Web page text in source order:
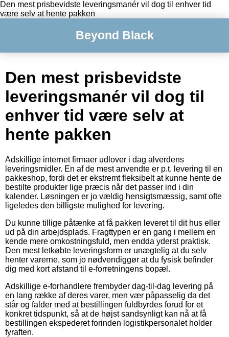
Den mest prisbevidste leveringsmanér vil dog til enhver tid
være selv at hente pakken
Beyond Black
Den mest prisbevidste
leveringsmanér vil dog til
enhver tid være selv at
hente pakken
Adskillige internet firmaer udlover i dag alverdens
leveringsmidler. En af de mest anvendte er p.t. levering til en
pakkeshop, fordi det er ekstremt fleksibelt at kunne hente de
bestilte produkter lige præcis når det passer ind i din
kalender. Løsningen er jo vældig hensigtsmæssig, samt ofte
ligeledes den billigste mulighed for levering.
Du kunne tillige påtænke at få pakken leveret til dit hus eller
ud på din arbejdsplads. Fragttypen er en gang i mellem en
kende mere omkostningsfuld, men endda yderst praktisk.
Den mest letkøbte leveringsform er unægtelig at du selv
henter varerne, som jo nødvendiggør at du fysisk befinder
dig med kort afstand til e-forretningens bopæl.
Adskillige e-forhandlere frembyder dag-til-dag levering på
en lang række af deres varer, men vær påpasselig da det
står og falder med at bestillingen fuldbyrdes forud for et
konkret tidspunkt, så at de højst sandsynligt kan nå at få
bestillingen ekspederet forinden logistikpersonalet holder
fyraften.